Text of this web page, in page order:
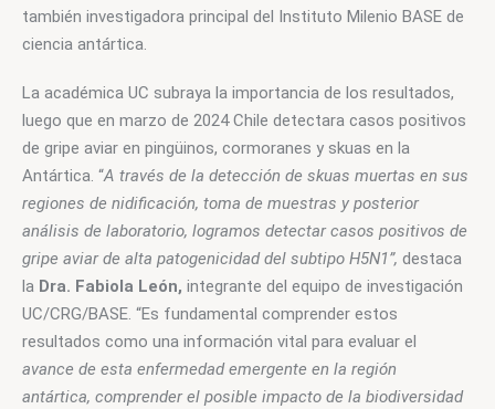
también investigadora principal del Instituto Milenio BASE de
ciencia antártica.
La académica UC subraya la importancia de los resultados,
luego que en marzo de 2024 Chile detectara casos positivos
de gripe aviar en pingüinos, cormoranes y skuas en la
Antártica. “A través de la detección de skuas muertas en sus
regiones de nidificación, toma de muestras y posterior
análisis de laboratorio, logramos detectar casos positivos de
gripe aviar de alta patogenicidad del subtipo H5N1”, destaca
la Dra. Fabiola León, integrante del equipo de investigación
UC/CRG/BASE. “Es fundamental comprender estos
resultados como una información vital para evaluar el
avance de esta enfermedad emergente en la región
antártica, comprender el posible impacto de la biodiversidad